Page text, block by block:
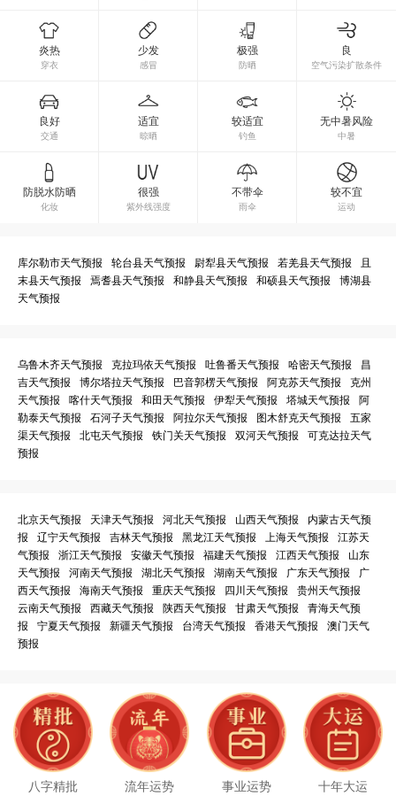
炎热
穿衣
少发
感冒
极强
防晒
良
空气污染扩散条件
良好
交通
适宜
晾晒
较适宜
钓鱼
无中暑风险
中暑
防脱水防晒
化妆
很强
紫外线强度
不带伞
雨伞
较不宜
运动
库尔勒市天气预报 轮台县天气预报 尉犁县天气预报 若羌县天气预报
且
末县天气预报
焉耆县天气预报 和静县天气预报 和硕县天气预报
博湖县
天气预报
乌鲁木齐天气预报 克拉玛依天气预报 吐鲁番天气预报 哈密天气预报
昌
吉天气预报
博尔塔拉天气预报 巴音郭楞天气预报 阿克苏天气预报
克州
天气预报
喀什天气预报 和田天气预报 伊犁天气预报 塔城天气预报
阿
勒泰天气预报
石河子天气预报 阿拉尔天气预报 图木舒克天气预报
五家
渠天气预报
北屯天气预报 铁门关天气预报 双河天气预报
可克达拉天气
预报
北京天气预报 天津天气预报 河北天气预报 山西天气预报
内蒙古天气预
报
辽宁天气预报 吉林天气预报 黑龙江天气预报 上海天气预报
江苏天
气预报
浙江天气预报 安徽天气预报 福建天气预报 江西天气预报
山东
天气预报
河南天气预报 湖北天气预报 湖南天气预报 广东天气预报
广
西天气预报
海南天气预报 重庆天气预报 四川天气预报
贵州天气预报
云南天气预报
西藏天气预报 陕西天气预报 甘肃天气预报
青海天气预
报
宁夏天气预报 新疆天气预报 台湾天气预报 香港天气预报
澳门天气
预报
八字精批 流年运势 事业运势 十年大运